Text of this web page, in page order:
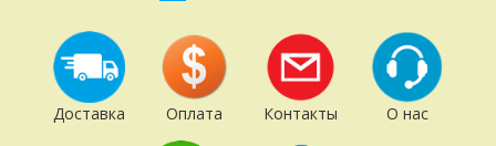
Доставка Оплата Контакты О нас